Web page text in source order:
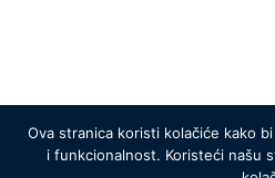
Ova stranica koristi kolačiće kako
i funkcionalnost. Koristeći našu